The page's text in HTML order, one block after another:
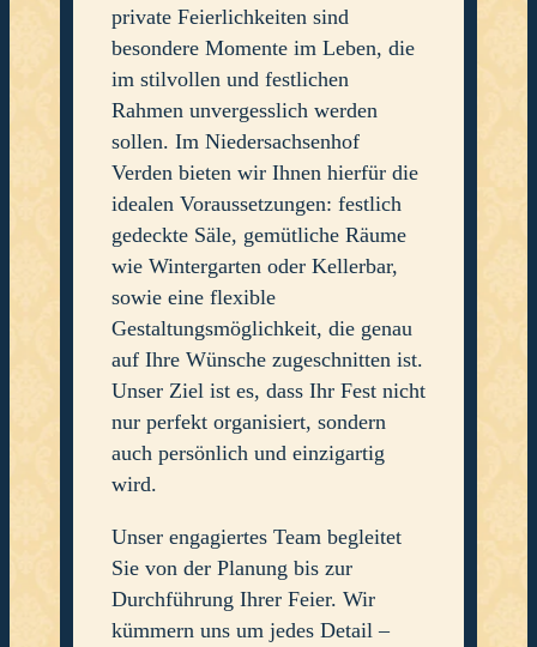
private Feierlichkeiten sind
besondere Momente im Leben, die
im stilvollen und festlichen
Rahmen unvergesslich werden
sollen. Im Niedersachsenhof
Verden bieten wir Ihnen hierfür die
idealen Voraussetzungen: festlich
gedeckte Säle, gemütliche Räume
wie Wintergarten oder Kellerbar,
sowie eine flexible
Gestaltungsmöglichkeit, die genau
auf Ihre Wünsche zugeschnitten ist.
Unser Ziel ist es, dass Ihr Fest nicht
nur perfekt organisiert, sondern
auch persönlich und einzigartig
wird.
Unser engagiertes Team begleitet
Sie von der Planung bis zur
Durchführung Ihrer Feier. Wir
kümmern uns um jedes Detail –